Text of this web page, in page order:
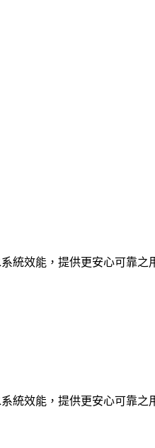
統效能，提供更安心可靠之
統效能，提供更安心可靠之